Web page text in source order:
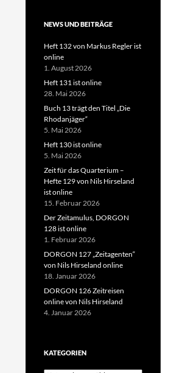
NEWS UND BEITRÄGE
Heft 132 von Markus Regler ist
online
1. August 2026
Heft 131 ist online
28. Mai 2026
Buch 13 trägt den Titel „Die
Rhodanjäger“
5. Mai 2026
Heft 130 ist online
5. Mai 2026
Zeit für das Quarterium –
Hefte 129 von Nils Hirseland
ist online
15. Februar 2026
Der Zeitamulus, DORGON
128 ist online
1. Februar 2026
DORGON 127 „Zeitagenten“
von Nils Hirseland online
18. Januar 2026
DORGON 126 Zeitreisen
online von Nils Hirseland
4. Januar 2026
KATEGORIEN